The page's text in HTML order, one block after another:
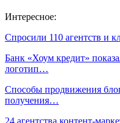
Интересное:
Спросили 110 агентств и
Банк «Хоум кредит»
логотип…
Способы продвижения
получения…
24 агентства контент-